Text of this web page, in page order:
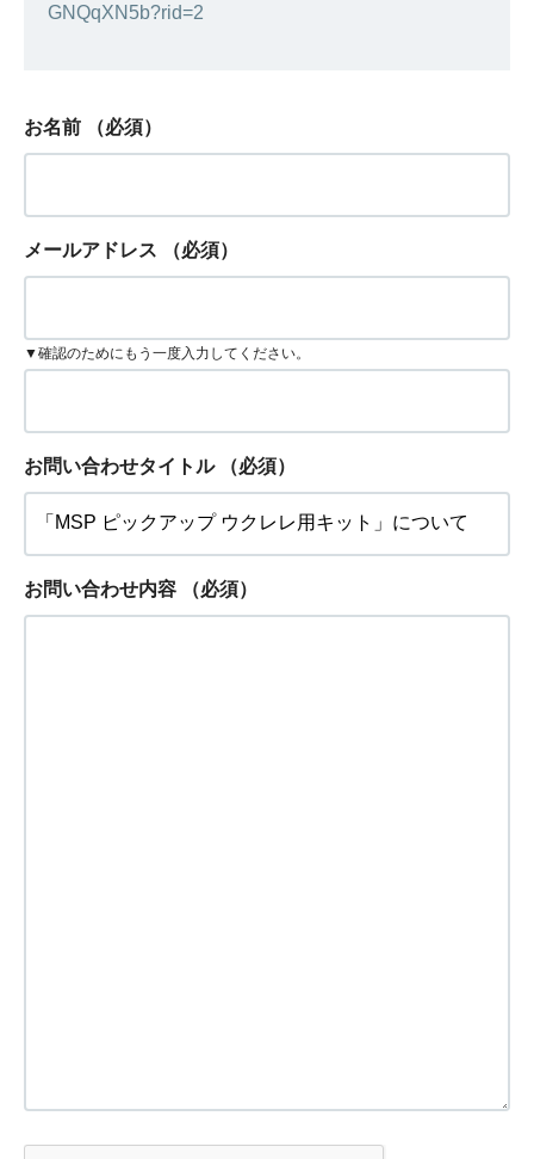
GNQqXN5b?rid=2
お名前 （必須）
メールアドレス （必須）
▼確認のためにもう一度入力してください。
お問い合わせタイトル （必須）
お問い合わせ内容 （必須）